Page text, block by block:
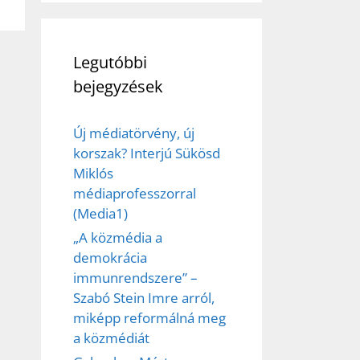
Legutóbbi
bejegyzések
Új médiatörvény, új
korszak? Interjú Sükösd
Miklós
médiaprofesszorral
(Media1)
„A közmédia a
demokrácia
immunrendszere” –
Szabó Stein Imre arról,
miképp reformálná meg
a közmédiát